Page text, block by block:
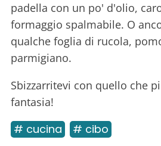
padella con un po' d'olio,
formaggio spalmabile. O
qualche foglia di rucola,
parmigiano.
Sbizzarritevi con quello che
fantasia!
# cucina # cibo